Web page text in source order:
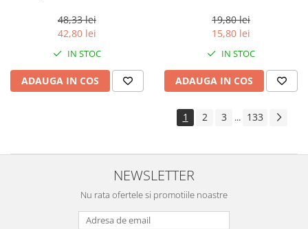
48,33 lei
42,80 lei
IN STOC
ADAUGA IN COS
19,80 lei
15,80 lei
IN STOC
ADAUGA IN COS
1 2 3 ... 133
NEWSLETTER
Nu rata ofertele si promotiile noastre